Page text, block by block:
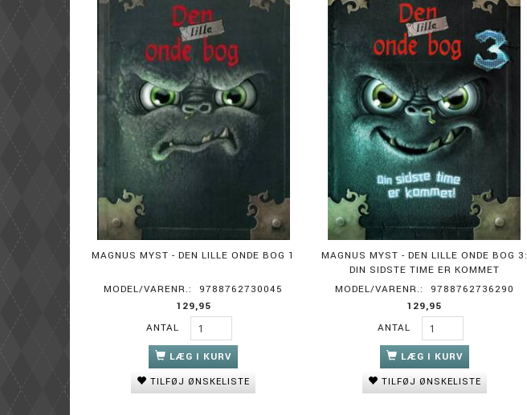
MAGNUS MYST - DEN LILLE ONDE BOG 1
MODEL/VARENR.:
9788762730045
129,95
ANTAL
LÆG I KURV
TILFØJ ØNSKELISTE
MAGNUS MYST - DEN LILLE ONDE BOG 3:
DIN SIDSTE TIME ER KOMMET
MODEL/VARENR.:
9788762736290
129,95
ANTAL
LÆG I KURV
TILFØJ ØNSKELISTE